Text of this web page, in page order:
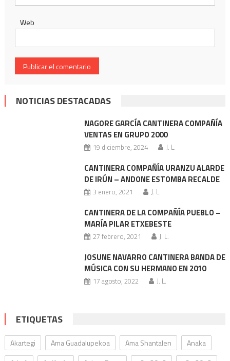
Web
NOTICIAS DESTACADAS
NAGORE GARCÍA CANTINERA COMPAÑÍA
VENTAS EN GRUPO 2000
19 diciembre, 2024 J. L.
CANTINERA COMPAÑÍA URANZU ALARDE
DE IRÚN – ANDONE ESTOMBA RECALDE
3 enero, 2021 J. L.
CANTINERA DE LA COMPAÑÍA PUEBLO –
MARÍA PILAR ETXEBESTE
27 febrero, 2021 J. L.
JOSUNE NAVARRO CANTINERA BANDA DE
MÚSICA CON SU HERMANO EN 2010
17 agosto, 2022 J. L.
ETIQUETAS
Akartegi Ama Guadalupekoa Ama Shantalen
Anaka